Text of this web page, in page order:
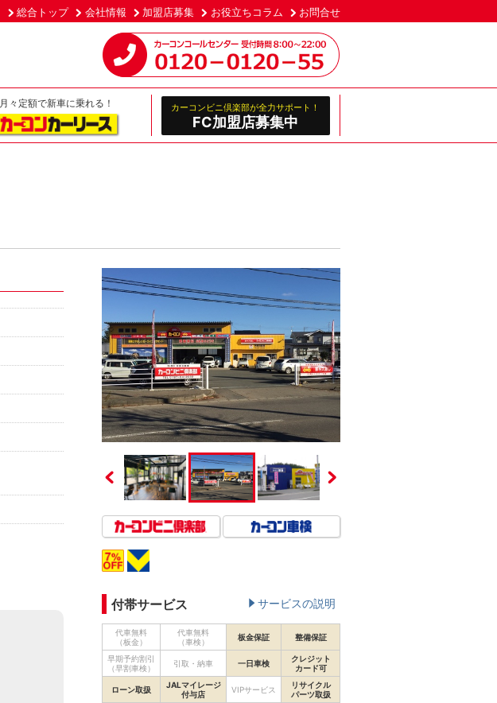
総合トップ 会社情報 加盟店募集 お役立ちコラム お問合せ
月々定額で新車に乗れる！ カーコンビニ倶楽部が全力サポート！
FC加盟店募集中
付帯サービス サービスの説明
代車無料
（板金）
代車無料
（車検）
板金保証 整備保証
早期予約割引
（早割車検）
引取・納車 一日車検
クレジット
カード可
ローン取扱
JALマイレージ
付与店
VIPサービス
リサイクル
パーツ取扱